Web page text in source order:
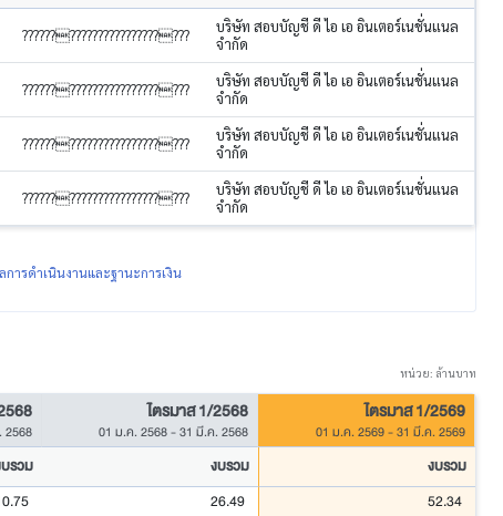
?????????????????????????
บริษัท สอบบัญชี ดี ไอ เอ อินเตอร์เนชั่นแนล
จำกัด
?????????????????????????
บริษัท สอบบัญชี ดี ไอ เอ อินเตอร์เนชั่นแนล
จำกัด
?????????????????????????
บริษัท สอบบัญชี ดี ไอ เอ อินเตอร์เนชั่นแนล
จำกัด
?????????????????????????
บริษัท สอบบัญชี ดี ไอ เอ อินเตอร์เนชั่นแนล
จำกัด
ารดำเนินงานและฐานะการเงิน
หน่วย: ล้านบาท
2568
ไตรมาส 1/2568
01 ม.ค. 2568-31 มี.ค. 2568
ไตรมาส 1/2569
01 ม.ค. 2569-31 มี.ค. 2569
รวม งบรวม งบรวม
26.49 52.34